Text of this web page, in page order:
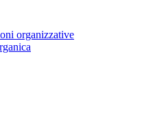
organizzative